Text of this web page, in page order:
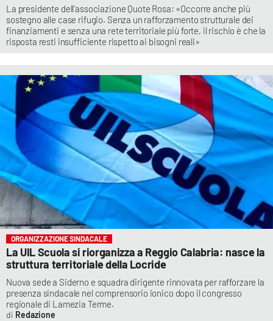
La presidente dell’associazione Quote Rosa: «Occorre anche più
sostegno alle case rifugio. Senza un rafforzamento strutturale dei
finanziamenti e senza una rete territoriale più forte, il rischio è che la
risposta resti insufficiente rispetto ai bisogni reali»
ORGANIZZAZIONE SINDACALE
La UIL Scuola si riorganizza a Reggio Calabria: nasce la
struttura territoriale della Locride
Nuova sede a Siderno e squadra dirigente rinnovata per rafforzare la
presenza sindacale nel comprensorio ionico dopo il congresso
regionale di Lamezia Terme.
Redazione